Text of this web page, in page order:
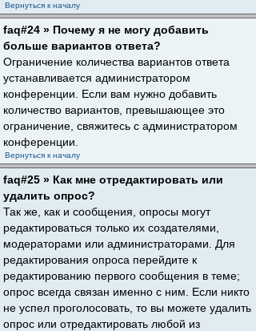
Вернуться к началу
faq#24 » Почему я не могу добавить
больше вариантов ответа?
Ограничение количества вариантов ответа
устанавливается администратором
конференции. Если вам нужно добавить
количество вариантов, превышающее это
ограничение, свяжитесь с администратором
конференции.
Вернуться к началу
faq#25 » Как мне отредактировать или
удалить опрос?
Так же, как и сообщения, опросы могут
редактироваться только их создателями,
модераторами или администраторами. Для
редактирования опроса перейдите к
редактированию первого сообщения в теме;
опрос всегда связан именно с ним. Если никто
не успел проголосовать, то вы можете удалить
опрос или отредактировать любой из